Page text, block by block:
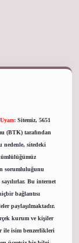
Sitemiz, 5651
(BTK) tarafından
nedenle, sitedeki
sorumluluğunu
Bu internet
bağlantısı
paylaşılmaktadır.
kurum ve kişiler
ile isim benzerlikleri